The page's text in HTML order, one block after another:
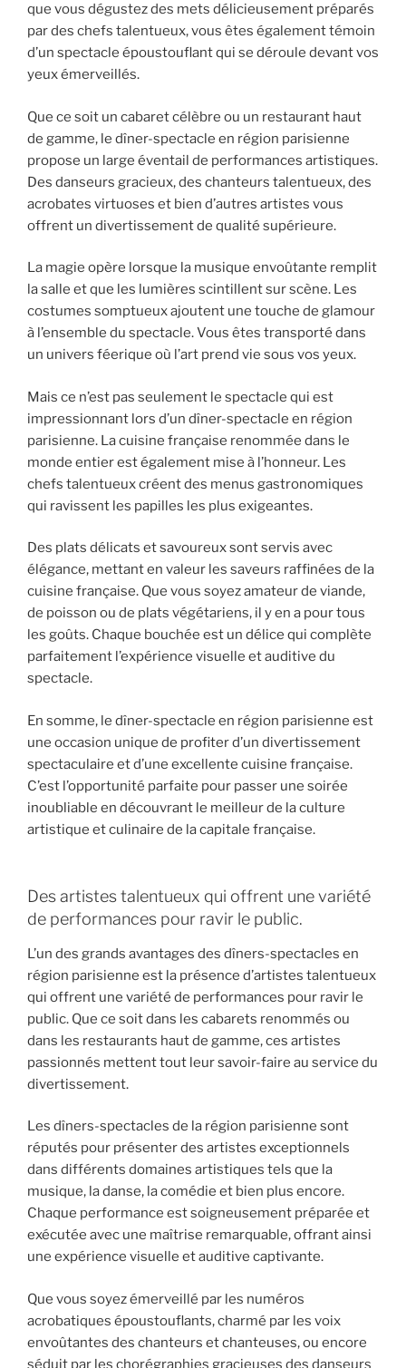
que vous dégustez des mets délicieusement préparés
par des chefs talentueux, vous êtes également témoin
d’un spectacle époustouflant qui se déroule devant vos
yeux émerveillés.
Que ce soit un cabaret célèbre ou un restaurant haut
de gamme, le dîner-spectacle en région parisienne
propose un large éventail de performances artistiques.
Des danseurs gracieux, des chanteurs talentueux, des
acrobates virtuoses et bien d’autres artistes vous
offrent un divertissement de qualité supérieure.
La magie opère lorsque la musique envoûtante remplit
la salle et que les lumières scintillent sur scène. Les
costumes somptueux ajoutent une touche de glamour
à l’ensemble du spectacle. Vous êtes transporté dans
un univers féerique où l’art prend vie sous vos yeux.
Mais ce n’est pas seulement le spectacle qui est
impressionnant lors d’un dîner-spectacle en région
parisienne. La cuisine française renommée dans le
monde entier est également mise à l’honneur. Les
chefs talentueux créent des menus gastronomiques
qui ravissent les papilles les plus exigeantes.
Des plats délicats et savoureux sont servis avec
élégance, mettant en valeur les saveurs raffinées de la
cuisine française. Que vous soyez amateur de viande,
de poisson ou de plats végétariens, il y en a pour tous
les goûts. Chaque bouchée est un délice qui complète
parfaitement l’expérience visuelle et auditive du
spectacle.
En somme, le dîner-spectacle en région parisienne est
une occasion unique de profiter d’un divertissement
spectaculaire et d’une excellente cuisine française.
C’est l’opportunité parfaite pour passer une soirée
inoubliable en découvrant le meilleur de la culture
artistique et culinaire de la capitale française.
Des artistes talentueux qui offrent une variété
de performances pour ravir le public.
L’un des grands avantages des dîners-spectacles en
région parisienne est la présence d’artistes talentueux
qui offrent une variété de performances pour ravir le
public. Que ce soit dans les cabarets renommés ou
dans les restaurants haut de gamme, ces artistes
passionnés mettent tout leur savoir-faire au service du
divertissement.
Les dîners-spectacles de la région parisienne sont
réputés pour présenter des artistes exceptionnels
dans différents domaines artistiques tels que la
musique, la danse, la comédie et bien plus encore.
Chaque performance est soigneusement préparée et
exécutée avec une maîtrise remarquable, offrant ainsi
une expérience visuelle et auditive captivante.
Que vous soyez émerveillé par les numéros
acrobatiques époustouflants, charmé par les voix
envoûtantes des chanteurs et chanteuses, ou encore
séduit par les chorégraphies gracieuses des danseurs